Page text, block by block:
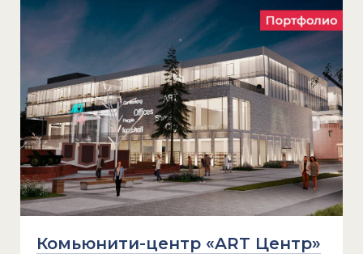
Комьюнити-центр «ART Центр»